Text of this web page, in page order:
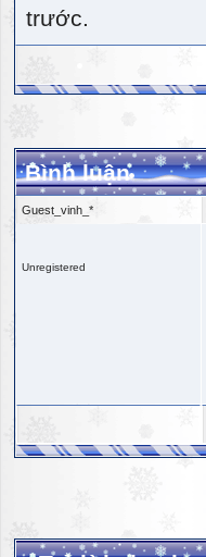
trước.
Bình luận
Guest_vinh_*
Unregistered